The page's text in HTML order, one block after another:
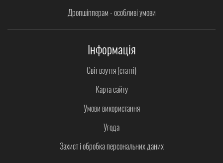
Дропшіпперам - особливі умови
Інформація
Світ взуття (статті)
Карта сайту
Умови використання
Угода
Захист і обробка персональних даних